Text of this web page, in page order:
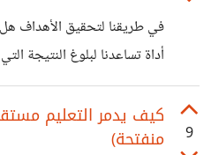
تغيير الماضي الخاص بنا،
آخر مازال في
في طريقنا لتحقيق الأهداف
أداة تساعدنا لبلوغ النتيجة
أو الغاية التي نصل إليها بعد تحقيق
9
كيف يدمر التعليم
منفتحة)